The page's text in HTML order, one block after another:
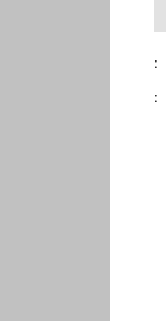
:
: